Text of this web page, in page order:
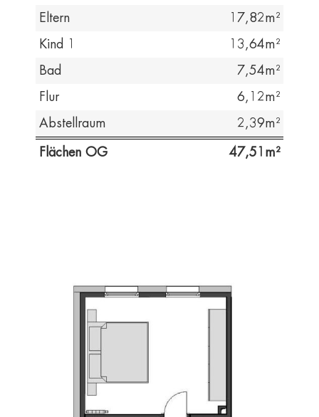
Eltern 17,82
Kind 1 13,64
Bad 7,54
Flur 6,12
Abstellraum 2,39
Flächen OG 47,51